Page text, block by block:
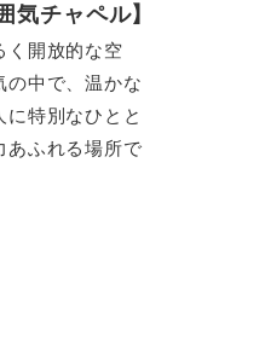
気チャペル】
く開放的な空
の中で、温かな
特別なひとと
あふれる場所で